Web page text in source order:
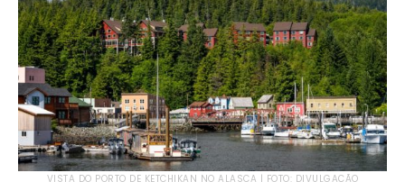
VISTA DO PORTO DE KETCHIKAN NO ALASCA | FOTO: DIVULGAÇÃO